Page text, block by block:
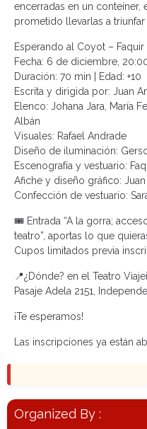
encerradas en un conteiner,
prometido llevarlas a
Esperando al Coyot –
Fecha: 6 de diciembre,
Duración: 70 min | Edad: +10
Escrita y dirigida por: Juan
Elenco: Johana Jara, María
Albán
Visuales: Rafael Andrade
Diseño de iluminación:
Escenografía y vestuario:
Afiche y diseño gráfico:
Confección de vestuario:
🎟 Entrada “A la gorra;
teatro”, aportas lo que
Cupos limitados previa
📍¿Dónde? en el Teatro
Pasaje Adela 2151,
¡Te esperamos!
Las inscripciones ya están
Organized By :